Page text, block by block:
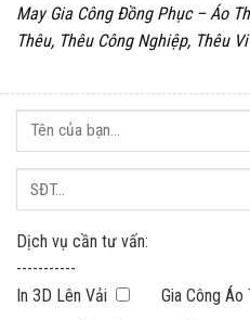
May Gia Công Đồng Phục – Áo
Thêu, Thêu Công Nghiệp, Thêu
Dịch vụ cần tư vấn:
-----------
In 3D Lên Vải
Gia Công Áo